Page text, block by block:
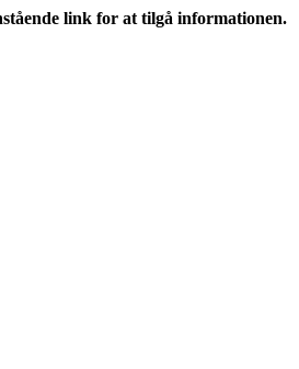
link for at tilgå informationen.